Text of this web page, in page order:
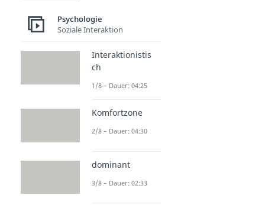
Psychologie
Soziale Interaktion
Interaktionistis
ch
1/8 – Dauer: 04:25
Komfortzone
2/8 – Dauer: 04:30
dominant
3/8 – Dauer: 02:33